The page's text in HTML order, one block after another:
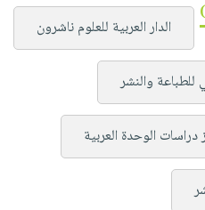
الدار العربية للعلوم ناشرون
للطباعة والنشر
دراسات الوحدة العربية